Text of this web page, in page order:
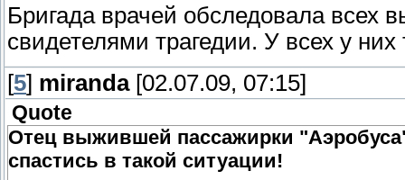
Бригада врачей обследовала всех
свидетелями трагедии. У всех у
[5] miranda[02.07.09, 07:15]
Quote
Отец выжившей пассажирки
спастись в такой ситуации!